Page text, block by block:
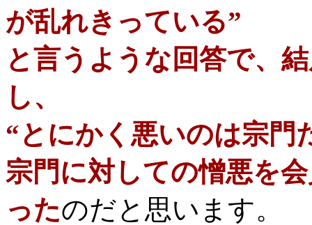
が乱れきっている”
と言うような回答で、
し、
“とにかく悪いのは宗門
宗門に対しての憎悪を
ったのだと思います。